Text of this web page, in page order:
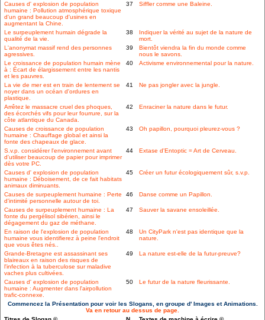
Causes d' explosion de population
humaine : Pollution atmosphérique toxique
d'un grand beaucoup d'usines en
augmentant la Chine.
37 Siffler comme une Baleine.
Le surpeuplement humain dégrade la
qualité de la vie.
38
Indiquer la vérité au sujet de la nature de
mort.
L'anonymat massif rend des personnes
agressives.
39
Bientôt viendra la fin du monde comme
nous le savons.
Le croissance de population humain mène
à : Écart de élargissement entre les nantis
et les pauvres.
40 Activisme environnemental pour la nature.
La vie de mer est en train de lentement se
noyer dans un océan d'ordures en
plastique.
41 Ne pas jongler avec la jungle.
Arrêtez le massacre cruel des phoques,
des écorchés vifs pour leur fourrure, sur la
côte atlantique du Canada.
42 Enraciner la nature dans le futur.
Causes de croissance de population
humaine : Chauffage global et ainsi la
fonte des chapeaux de glace.
43 Oh papillon, pourquoi pleurez-vous ?
S.v.p. considérer l'environnement avant
d'utiliser beaucoup de papier pour imprimer
dès votre PC.
44 Extase d'Entoptic = Art de Cerveau.
Causes d' explosion de population
humaine : Déboisement, de ce fait habitats
animaux diminuants.
45 Créer un futur écologiquement sûr, s.v.p.
Causes de surpeuplement humaine : Perte
d'intimité personnelle autour de toi.
46 Danse comme un Papillon.
Causes de surpeuplement humaine : La
fonte du pergélisol sibérien, ainsi le
dégagement du gaz de méthane.
47 Sauver la savane ensoleillée.
En raison de l'explosion de population
humaine vous identifierez à peine l'endroit
que vous êtes nés..
48
Un CityPark n'est pas identique que la
nature.
Grande-Bretagne est assassinant ses
blaireaux en raison des risques de
l'infection à la tuberculose sur maladive
vaches plus cultivées.
49 La nature est-elle de la futur-preuve?
Causes d' explosion de population
humaine : Augmenter dans l'airpollution
trafic-connexe.
50 Le futur de la nature fleurissante.
Commencez la Présentation pour voir les Slogans, en groupe d' Images et Animations.
Va en retour au dessus de page.